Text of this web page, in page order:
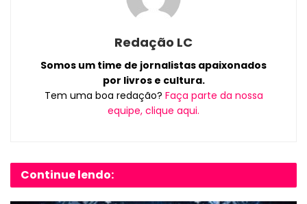
Redação LC
Somos um time de jornalistas apaixonados
por livros e cultura.
Tem uma boa redação? Faça parte da nossa
equipe, clique aqui.
Continue lendo: